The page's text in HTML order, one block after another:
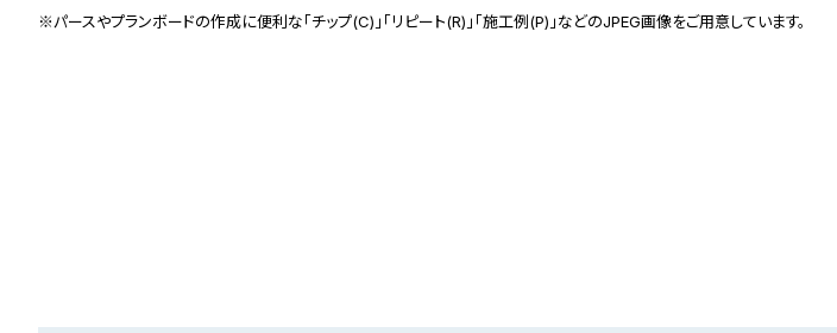
※パースやプランボードの作成に便利な「チップ(C)」「リピート(R)」「施工例(P)」などのJPEG画像をご用意しています。